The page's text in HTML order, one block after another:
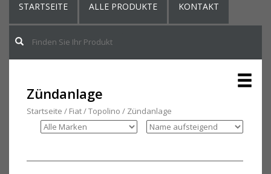
STARTSEITE ALLE PRODUKTE KONTAKT
Zündanlage
Startseite / Fiat/Topolino / Zündanlage